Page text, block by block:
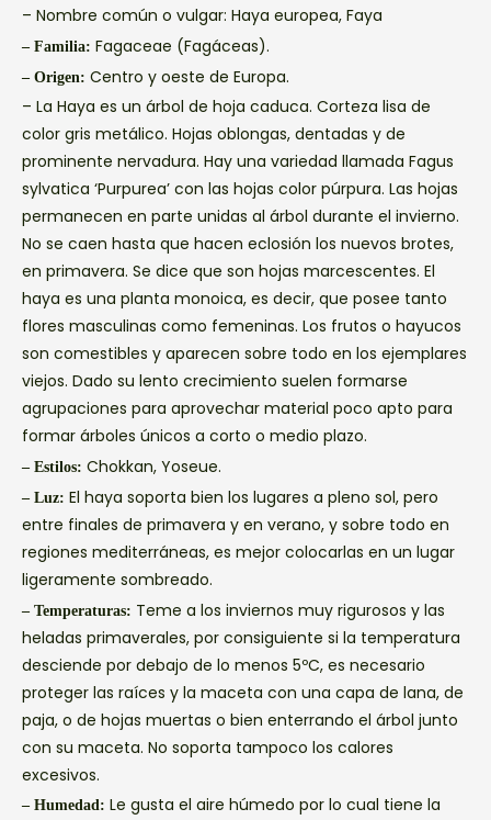
– Nombre común o vulgar: Haya europea, Faya
– Familia: Fagaceae (Fagáceas).
– Origen: Centro y oeste de Europa.
– La Haya es un árbol de hoja caduca. Corteza lisa de
color gris metálico. Hojas oblongas, dentadas y de
prominente nervadura. Hay una variedad llamada Fagus
sylvatica ‘Purpurea’ con las hojas color púrpura. Las hojas
permanecen en parte unidas al árbol durante el invierno.
No se caen hasta que hacen eclosión los nuevos brotes,
en primavera. Se dice que son hojas marcescentes. El
haya es una planta monoica, es decir, que posee tanto
flores masculinas como femeninas. Los frutos o hayucos
son comestibles y aparecen sobre todo en los ejemplares
viejos. Dado su lento crecimiento suelen formarse
agrupaciones para aprovechar material poco apto para
formar árboles únicos a corto o medio plazo.
– Estilos: Chokkan, Yoseue.
– Luz: El haya soporta bien los lugares a pleno sol, pero
entre finales de primavera y en verano, y sobre todo en
regiones mediterráneas, es mejor colocarlas en un lugar
ligeramente sombreado.
– Temperaturas: Teme a los inviernos muy rigurosos y las
heladas primaverales, por consiguiente si la temperatura
desciende por debajo de lo menos 5ºC, es necesario
proteger las raíces y la maceta con una capa de lana, de
paja, o de hojas muertas o bien enterrando el árbol junto
con su maceta. No soporta tampoco los calores
excesivos.
– Humedad: Le gusta el aire húmedo por lo cual tiene la